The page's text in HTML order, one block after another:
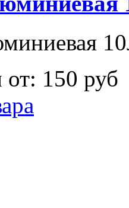
от: 150 руб